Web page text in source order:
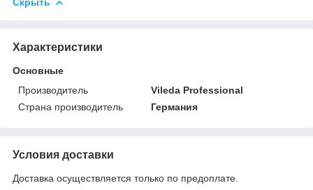
Характеристики
Основные
Производитель
Vileda Professional
Страна производитель
Германия
Условия доставки
Доставка осуществляется только по предоплате.